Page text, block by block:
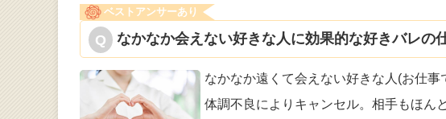
ベストアンサーあり
なかなか会えない好きな人に効果的な好きバレの
なかなか遠くて会えない好きな人(お仕
体調不良に よりキャンセル。相手もほん